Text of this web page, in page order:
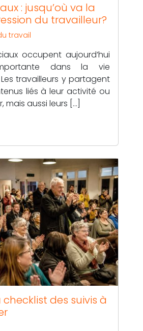
: jusqu’où va la
du travailleur?
travail
occupent aujourd’hui
dans la vie
travailleurs y partagent
liés à leur activité ou
mais aussi leurs […]
checklist des suivis à